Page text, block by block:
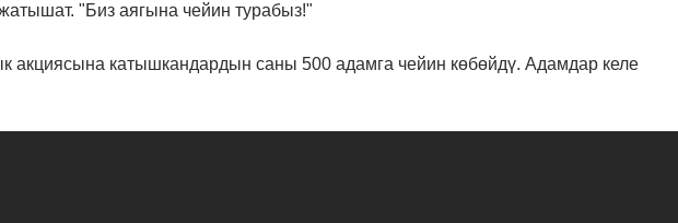
"Биз аягына чейин турабыз!"
акциясына катышкандардын саны 500 адамга чейин көбөйдү. Адамдар келе